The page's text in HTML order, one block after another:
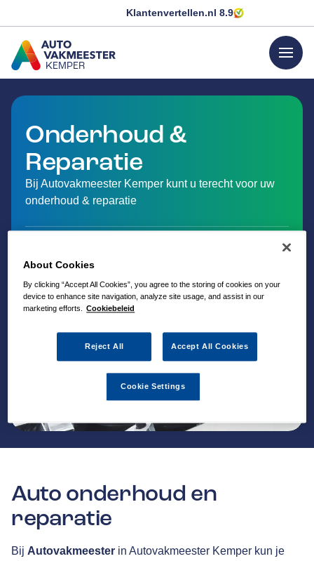
Klantenvertellen.nl 8.9
KEMPER
GA NAAR DE HOMEPAGINA
menu
Onderhoud &
Reparatie
Bij Autovakmeester Kemper kunt u terecht voor uw
onderhoud & reparatie
Auto onderhoud en
reparatie
Bij Autovakmeester in Autovakmeester Kemper kun je
About Cookies
By clicking “Accept All Cookies”, you agree to the storing of cookies on your
device to enhance site navigation, analyze site usage, and assist in our
marketing efforts.
Cookiebeleid
Reject All Accept All Cookies
Cookie Settings